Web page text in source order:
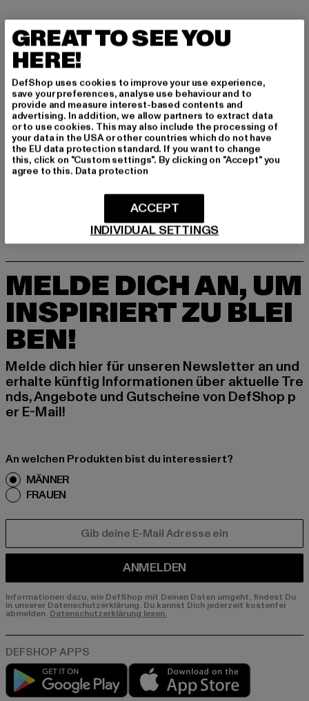
Hersteller: TB International GmbH |info@tbint.de
Dr.-Robert-Murjahn-Straße 7 | 64372 Ober-Ramstadt |
DE
GRÖSSE & PASSFORM
PFLEGEHINWEISE
LIEFERUNG & RÜCKGABE
MELDE DICH AN, UM
INSPIRIERT ZU BLEI
BEN!
Melde dich hier für unseren Newsletter an und
erhalte künftig Informationen über aktuelle Tre
nds, Angebote und Gutscheine von DefShop p
er E-Mail!
An welchen Produkten bist du interessiert?
MÄNNER
FRAUEN
ANMELDEN
Informationen dazu, wie DefShop mit Deinen Daten umgeht, findest Du
in unserer Datenschutzerklärung. Du kannst Dich jederzeit kostenfei
abmelden. Datenschutzerklärung lesen.
Play market
GREAT TO SEE YOU
HERE!
DefShop uses cookies to improve your use experience,
save your preferences, analyse use behaviour and to
provide and measure interest-based contents and
advertising. In addition, we allow partners to extract data
or to use cookies. This may also include the processing of
your data in the USA or other countries which do not have
the EU data protection standard. If you want to change
this, click on "Custom settings". By clicking on "Accept" you
agree to this. Data protection
INDIVIDUAL SETTINGS
ACCEPT